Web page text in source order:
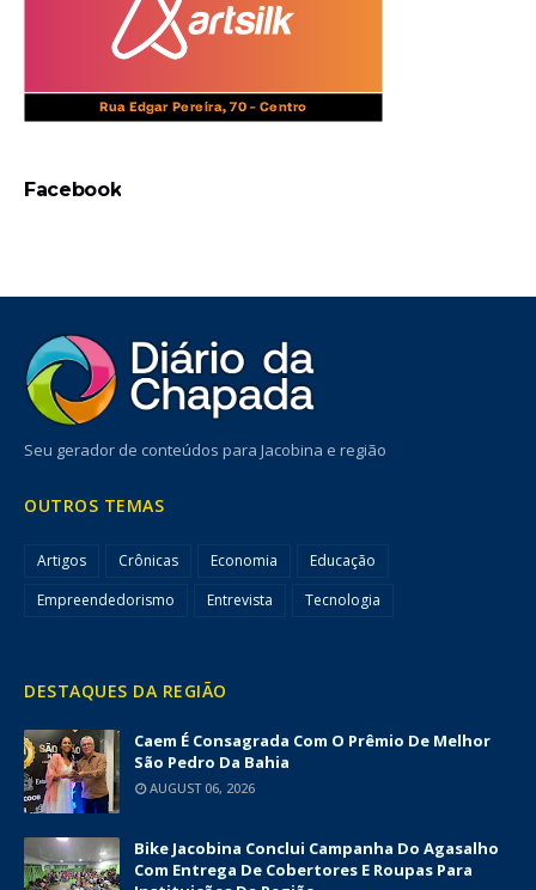
Facebook
Seu gerador de conteúdos para Jacobina e região
OUTROS TEMAS
Artigos Crônicas Economia
Educação
Empreendedorismo
Entrevista Tecnologia
DESTAQUES DA REGIÃO
Caem É Consagrada Com O Prêmio De Melhor
São Pedro Da Bahia
AUGUST 06, 2026
Bike Jacobina Conclui Campanha Do Agasalho
Com Entrega De Cobertores E Roupas Para